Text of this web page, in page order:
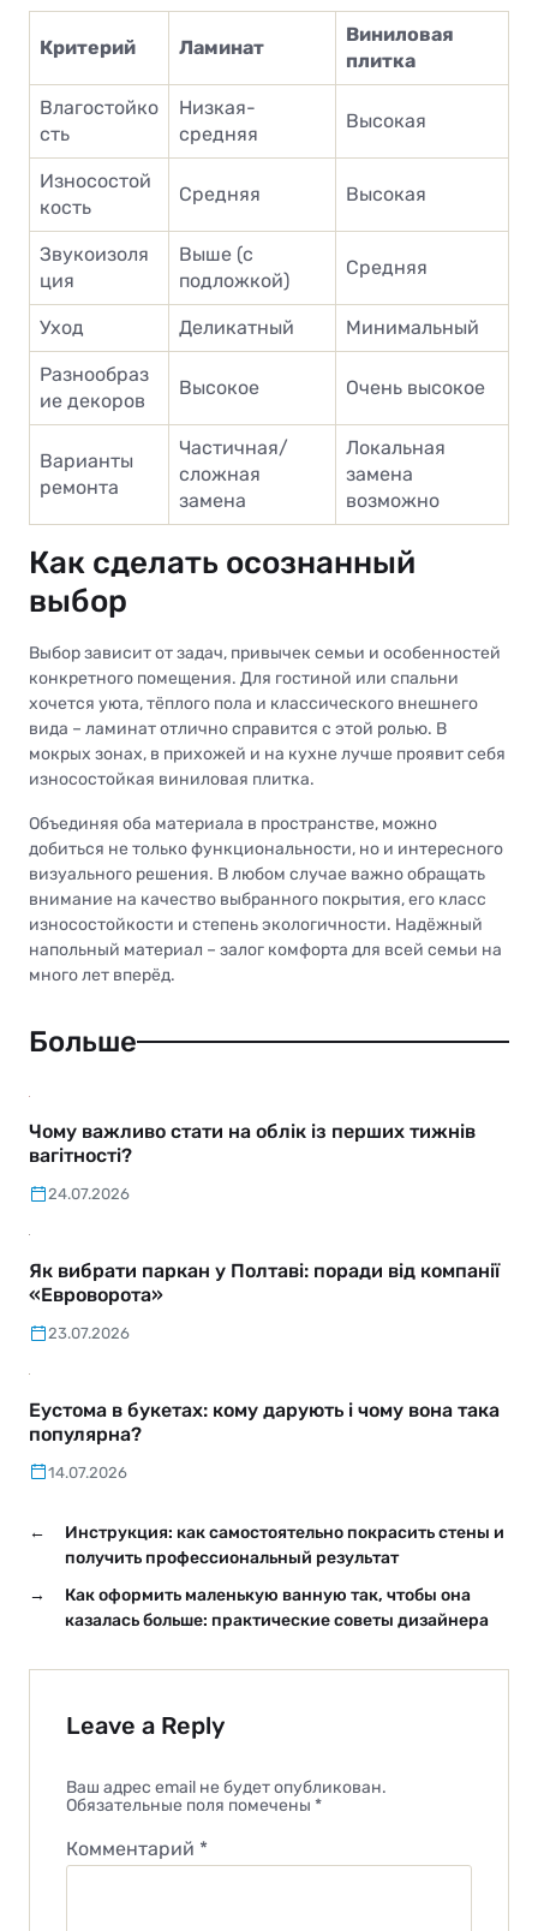
Критерий Ламинат
Виниловая
плитка
Влагостойко
сть
Низкая-
средняя
Высокая
Износостой
кость
Средняя Высокая
Звукоизоля
ция
Выше (с
подложкой)
Средняя
Уход Деликатный Минимальный
Разнообраз
ие декоров
Высокое Очень высокое
Варианты
ремонта
Частичная/
сложная
замена
Локальная
замена
возможно
Как сделать осознанный
выбор
Выбор зависит от задач, привычек семьи и особенностей
конкретного помещения. Для гостиной или спальни
хочется уюта, тёплого пола и классического внешнего
вида – ламинат отлично справится с этой ролью. В
мокрых зонах, в прихожей и на кухне лучше проявит себя
износостойкая виниловая плитка.
Объединяя оба материала в пространстве, можно
добиться не только функциональности, но и интересного
визуального решения. В любом случае важно обращать
внимание на качество выбранного покрытия, его класс
износостойкости и степень экологичности. Надёжный
напольный материал – залог комфорта для всей семьи на
много лет вперёд.
Больше
Чому важливо стати на облік із перших тижнів
вагітності?
24.07.2026
Як вибрати паркан у Полтаві: поради від компанії
«Евроворота»
23.07.2026
Еустома в букетах: кому дарують і чому вона така
популярна?
14.07.2026
←
Инструкция: как самостоятельно покрасить стены и
получить профессиональный результат
→
Как оформить маленькую ванную так, чтобы она
казалась больше: практические советы дизайнера
Leave a Reply
Ваш адрес email не будет опубликован.
Обязательные поля помечены *
Комментарий *